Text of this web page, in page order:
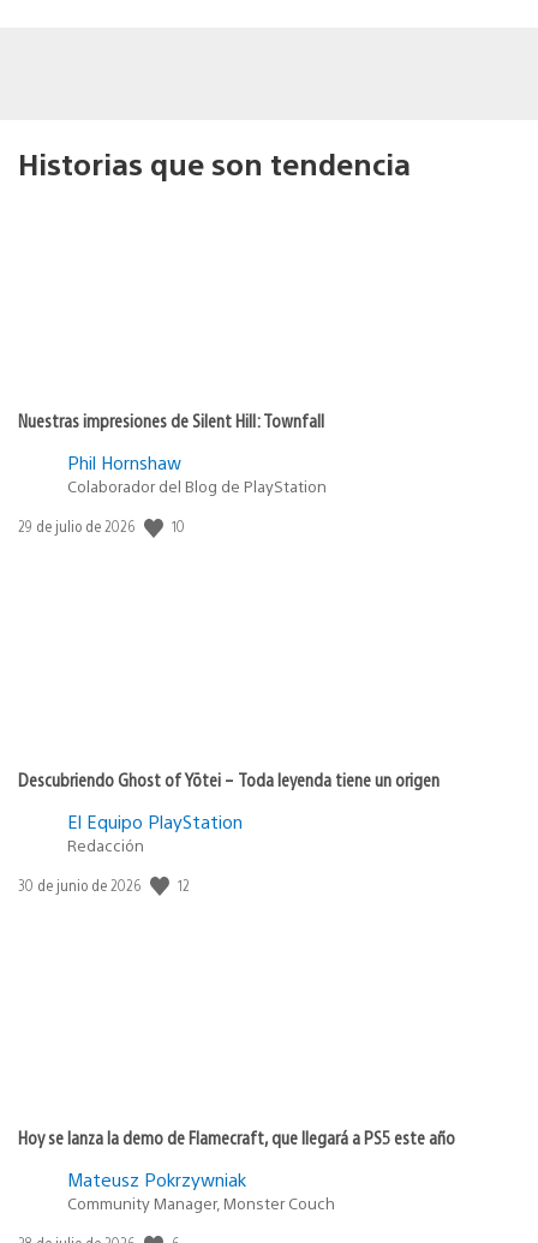
Historias que son tendencia
Nuestras impresiones de Silent Hill: Townfall
Phil Hornshaw
Colaborador del Blog de PlayStation
Fecha
29 de julio de 2026 10
Descubriendo Ghost of Yōtei – Toda leyenda tiene un origen
El Equipo PlayStation
Redacción
Fecha
30 de junio de 2026 12
Hoy se lanza la demo de Flamecraft, que llegará a PS5 este año
Mateusz Pokrzywniak
Community Manager, Monster Couch